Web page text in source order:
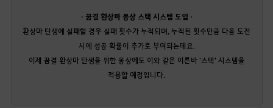
· 꿈결 환상마 몽상 스택 시스템 도입 ·
환상마 탄생에 실패할 경우 실패 횟수가 누적되며, 누적된 횟수만큼 다음 도전
시에 성공 확률이 추가로 부여되는데요.
이제 꿈결 환상마 탄생을 위한 몽상에도 이와 같은 이른바 '스택' 시스템을
적용할 예정입니다.